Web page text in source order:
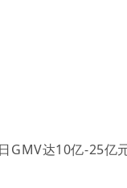
达10亿-25亿